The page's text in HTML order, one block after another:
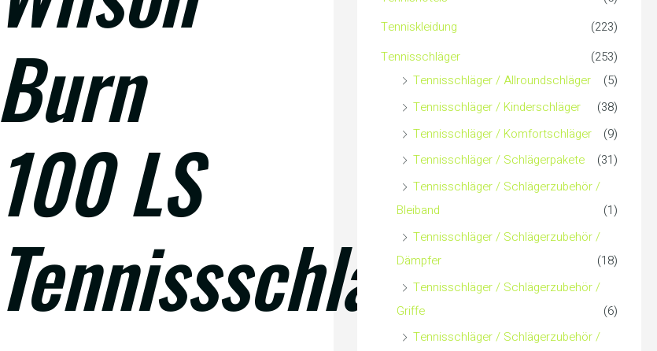
Burn
100 LS
Tennissschläger
c
h
Tenniskleidung
(223)
Tennisschläger
(253)
Tennisschläger / Allroundschläger
(5)
Tennisschläger / Kinderschläger
(38)
Tennisschläger / Komfortschläger
(9)
Tennisschläger / Schlägerpakete
(31)
Tennisschläger / Schlägerzubehör /
Bleiband
(1)
Tennisschläger / Schlägerzubehör /
Dämpfer
(18)
Tennisschläger / Schlägerzubehör /
Griffe
(6)
Tennisschläger / Schlägerzubehör /